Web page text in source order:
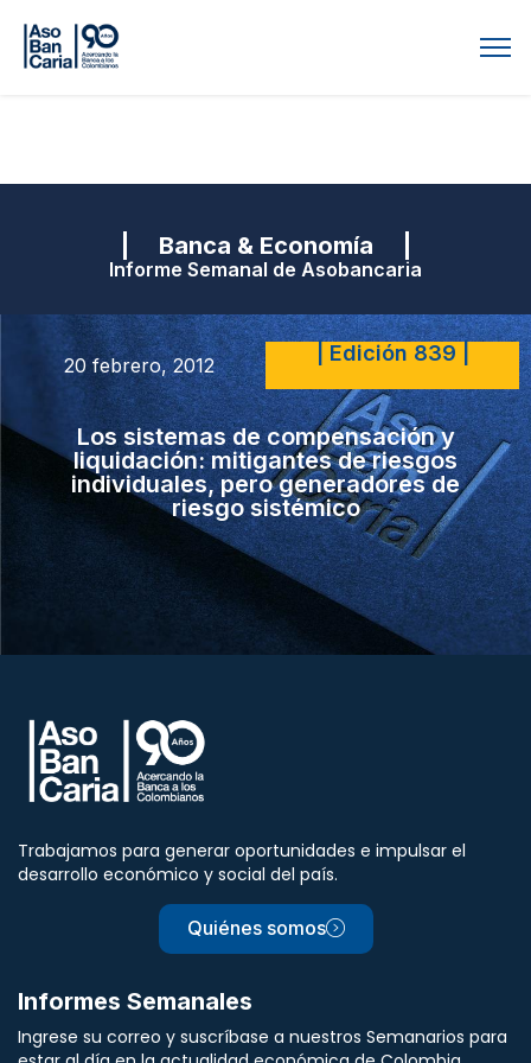
| Banca & Economía |
Informe Semanal de Asobancaria
20 febrero, 2012 | Edición 839 |
Los sistemas de compensación y
liquidación: mitigantes de riesgos
individuales, pero generadores de
riesgo sistémico
Trabajamos para generar oportunidades e impulsar el
desarrollo económico y social del país.
Quiénes somos
Informes Semanales
Ingrese su correo y suscríbase a nuestros Semanarios para